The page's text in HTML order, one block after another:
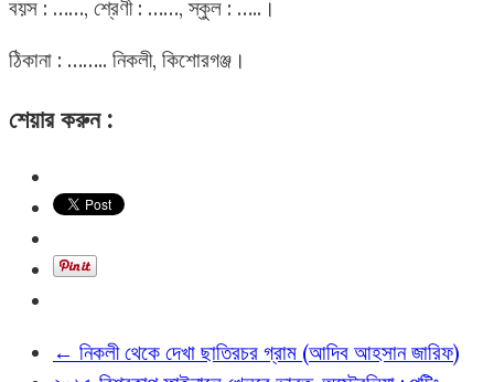
বয়স : ……, শ্রেণী : ……, স্কুল : …..।
ঠিকানা : …….. নিকলী, কিশোরগঞ্জ।
শেয়ার করুন :
← নিকলী থেকে দেখা ছাতিরচর গ্রাম (আদিব আহসান জারিফ)